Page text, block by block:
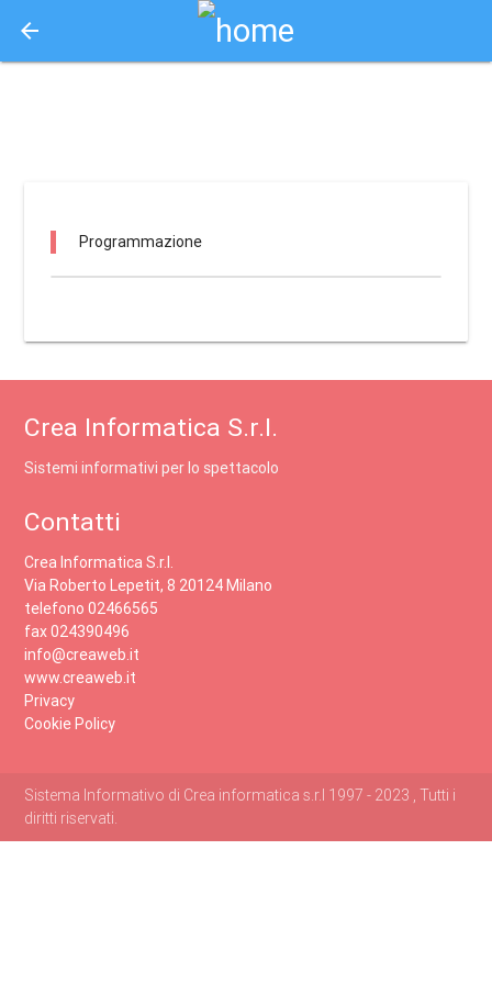
arrow_back
Programmazione
Crea Informatica S.r.l.
Sistemi informativi per lo spettacolo
Contatti
Crea Informatica S.r.l.
Via Roberto Lepetit, 8 20124 Milano
telefono 02466565
fax 024390496
info@creaweb.it
www.creaweb.it
Privacy
Cookie Policy
Sistema Informativo di Crea informatica s.r.l 1997 - 2023 , Tutti i
diritti riservati.